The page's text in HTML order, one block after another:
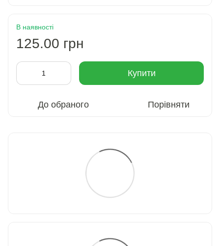
В наявності
125.00 грн
Купити
До обраного Порівняти